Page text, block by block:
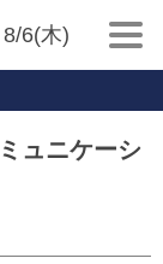
8/6(木)
ュニケーシ